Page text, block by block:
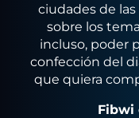
ciudades de
sobre los
incluso, poder
confección del
que quiera
Fibwi